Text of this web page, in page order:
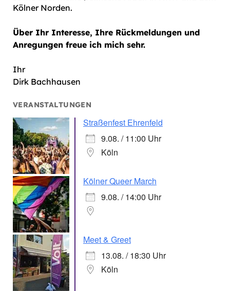
Kölner Norden.
Über Ihr Interesse, Ihre Rückmeldungen und
Anregungen freue ich mich sehr.
Ihr
Dirk Bachhausen
VERANSTALTUNGEN
Straßenfest Ehrenfeld
9.08. / 11:00 Uhr
Köln
Kölner Queer March
9.08. / 14:00 Uhr
Meet & Greet
13.08. / 18:30 Uhr
Köln